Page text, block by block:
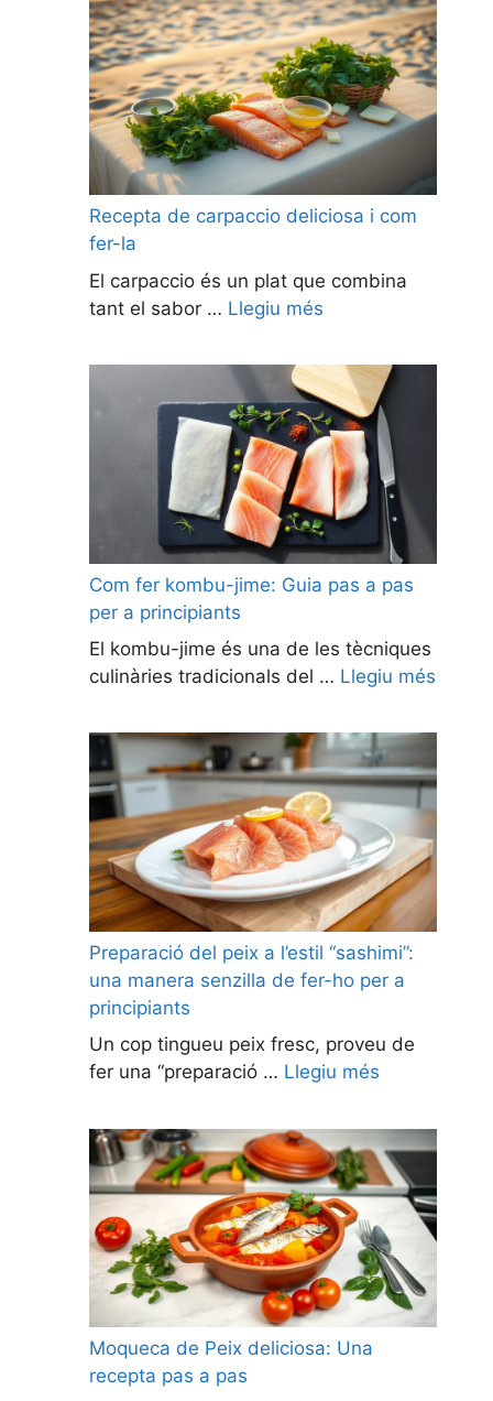
Recepta de carpaccio deliciosa i com
fer-la
El carpaccio és un plat que combina
tant el sabor … Llegiu més
Com fer kombu-jime: Guia pas a pas
per a principiants
El kombu-jime és una de les tècniques
culinàries tradicionals del … Llegiu més
Preparació del peix a l’estil “sashimi”:
una manera senzilla de fer-ho per a
principiants
Un cop tingueu peix fresc, proveu de
fer una “preparació … Llegiu més
Moqueca de Peix deliciosa: Una
recepta pas a pas